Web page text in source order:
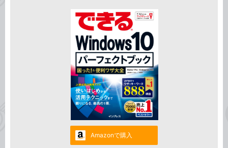
Amazonで購入